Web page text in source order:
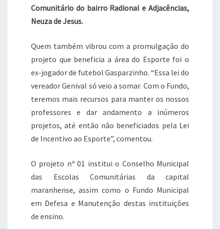
Comunitário do bairro Radional e Adjacências,
Neuza de Jesus.
Quem também vibrou com a promulgação do
projeto que beneficia a área do Esporte foi o
ex-jogador de futebol Gasparzinho. “Essa lei do
vereador Genival só veio a somar. Com o Fundo,
teremos mais recursos para manter os nossos
professores e dar andamento a inúmeros
projetos, até então não beneficiados pela Lei
de Incentivo ao Esporte”, comentou.
O projeto nº 01 institui o Conselho Municipal
das Escolas Comunitárias da capital
maranhense, assim como o Fundo Municipal
em Defesa e Manutenção destas instituições
de ensino.